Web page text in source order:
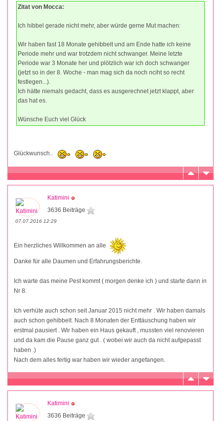
Zitat von Mocca:
Ich hibbel gerade nicht mehr, aber würde gerne Mut machen:
Wir haben fast 18 Monate gehibbelt und am Ende hatte ich keine
Periode mehr und war trotzdem nicht schwanger. Meine letzte
Periode war 3 Monate her und plötzlich war ich doch schwanger
(jetzt so in der 8. Woche - man mag sich da noch nciht so recht
festlegen...).
Ich hätte niemals gedacht, dass es ausgerechnet jetzt klappt, aber
das hat es.
Wünsche Euch viel Glück
Glückwunsch..
Katimini
3636 Beiträge
07.07.2016 12:29
Ein herzliches Willkommen an alle
Danke für alle Daumen und Erfahrungsberichte.
Ich warte das meine Pest kommt ( morgen denke ich ) und starte dann in
Nr 8.
Ich verhüte auch schon seit Januar 2015 nicht mehr . Wir haben damals
auch schon gehibbelt. Nach 8 Monaten der Enttäuschung haben wir
erstmal pausiert . Wir haben ein Haus gekauft , mussten viel renovieren
und da kam die Pause ganz gut . ( wobei wir auch da nicht aufgepasst
haben .)
Nach dem alles fertig war haben wir wieder angefangen.
Katimini
3636 Beiträge